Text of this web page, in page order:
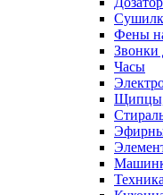
Фены
Звонки
Часы
Щипцы,